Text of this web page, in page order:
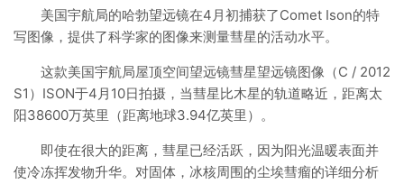
美国宇航局的哈勃望远镜在4月初捕获了Comet Ison的特
写图像，提供了科学家的图像来测量彗星的活动水平。
这款美国宇航局屋顶空间望远镜彗星望远镜图像（C / 2012
S1）ISON于4月10日拍摄，当彗星比木星的轨道略近，距离太
阳38600万英里（距离地球3.94亿英里）。
即使在很大的距离，彗星已经活跃，因为阳光温暖表面并
使冷冻挥发物升华。对固体，冰核周围的尘埃彗瘤的详细分析